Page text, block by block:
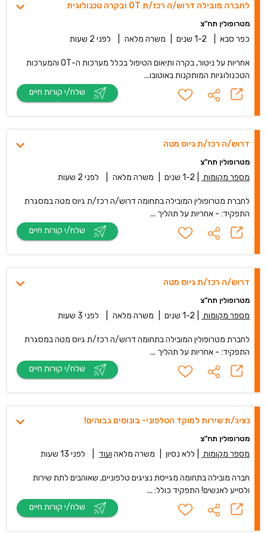
לחברה מובילה דרוש/ה רכז/ת OT ובקרה טכנולוגית
מטרופולין תח"צ
כפר סבא 1-2 שנים משרה מלאה לפני 2 שעות
אחריות על ניטור, בקרה ותיאום הטיפול בכלל מערכות ה-OT והמערכות
הטכנולוגיות המותקנות באוטובו...
דרוש/ה רכז/ת גיוס מטה
מטרופולין תח"צ
מספר מקומות 1-2 שנים משרה מלאה לפני 2 שעות
לחברת מטרופולין המובילה בתחומה דרוש/ה רכז/ת גיוס מטה במסגרת
התפקיד: - אחריות על תהליך ...
דרוש/ה רכז/ת גיוס מטה
מטרופולין תח"צ
מספר מקומות 1-2 שנים משרה מלאה לפני 3 שעות
לחברת מטרופולין המובילה בתחומה דרוש/ה רכז/ת גיוס מטה במסגרת
התפקיד: - אחריות על תהליך ...
נציג/ת שירות למוקד הטלפוני- בונוסים גבוהים!
מטרופולין תח"צ
מספר מקומות ללא נסיון משרה מלאה ועוד לפני 13 שעות
חברה מובילה בתחומה מגייסת נציגים טלפוניים, שאוהבים לתת שירות
ולסייע לאנשים! התפקיד כולל: ...